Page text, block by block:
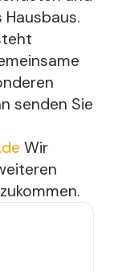
senden Sie
Wir